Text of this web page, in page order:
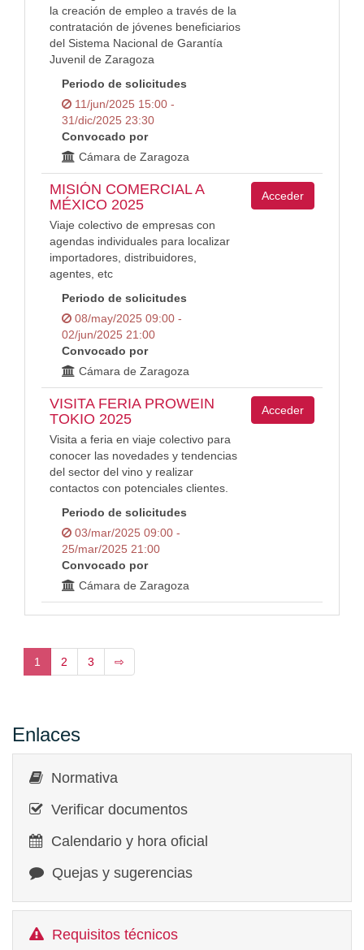
la creación de empleo a través de la
contratación de jóvenes beneficiarios
del Sistema Nacional de Garantía
Juvenil de Zaragoza
Periodo de solicitudes
11/jun/2025 15:00 -
31/dic/2025 23:30
Convocado por
Cámara de Zaragoza
MISIÓN COMERCIAL A
MÉXICO 2025
Viaje colectivo de empresas con
agendas individuales para localizar
importadores, distribuidores,
agentes, etc
Periodo de solicitudes
08/may/2025 09:00 -
02/jun/2025 21:00
Convocado por
Cámara de Zaragoza
Acceder
VISITA FERIA PROWEIN
TOKIO 2025
Visita a feria en viaje colectivo para
conocer las novedades y tendencias
del sector del vino y realizar
contactos con potenciales clientes.
Periodo de solicitudes
03/mar/2025 09:00 -
25/mar/2025 21:00
Convocado por
Cámara de Zaragoza
Acceder
1 2 3 ⇨
Enlaces
Normativa
Verificar documentos
Calendario y hora oficial
Quejas y sugerencias
Requisitos técnicos